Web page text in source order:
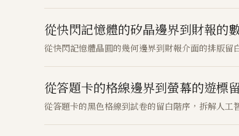
從快閃記憶體的矽晶邊界到財報的
從快閃記憶體晶圓的幾何邊界到財報介面的排版留
從答題卡的格線邊界到螢幕的遊標
從答題卡的黑色格線到試卷的留白階序，拆解人工